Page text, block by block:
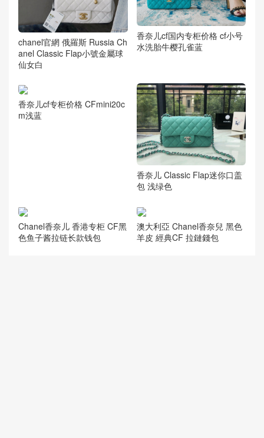
chanel官網 俄羅斯 Russia Ch
anel Classic Flap小號金屬球
仙女白
香奈儿cf国内专柜价格 cf小号
水洗胎牛樱孔雀蓝
香奈儿 Classic Flap迷你口盖
包 浅绿色
Chanel香奈儿 香港专柜 CF黑
色鱼子酱拉链长款钱包